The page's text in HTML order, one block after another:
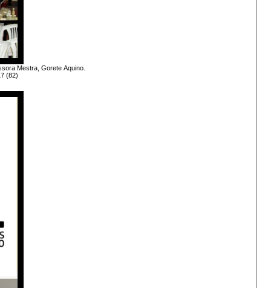
Mestra, Gorete Aquino.
(82)